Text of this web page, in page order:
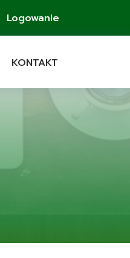
Logowanie
KONTAKT